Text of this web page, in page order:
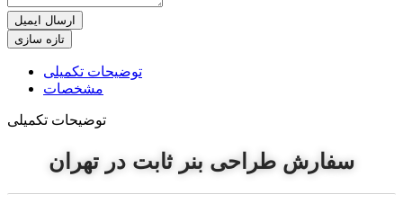
ارسال ایمیل
توضیحات تکمیلی
مشخصات
توضیحات تکمیلی
سفارش طراحی بنر ثابت در تهران